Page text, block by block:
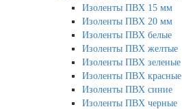
Изоленты ПВХ 15 мм
Изоленты ПВХ 20 мм
Изоленты ПВХ белые
Изоленты ПВХ желтые
Изоленты ПВХ зеленые
Изоленты ПВХ красные
Изоленты ПВХ синие
Изоленты ПВХ черные